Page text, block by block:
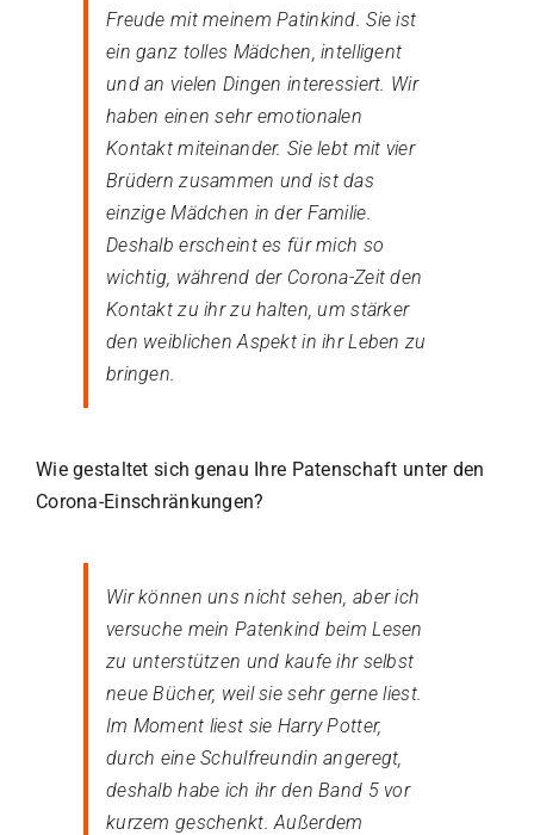
Freude mit meinem Patinkind. Sie ist
ein ganz tolles Mädchen, intelligent
und an vielen Dingen interessiert. Wir
haben einen sehr emotionalen
Kontakt miteinander. Sie lebt mit vier
Brüdern zusammen und ist das
einzige Mädchen in der Familie.
Deshalb erscheint es für mich so
wichtig, während der Corona-Zeit den
Kontakt zu ihr zu halten, um stärker
den weiblichen Aspekt in ihr Leben zu
bringen.
Wie gestaltet sich genau Ihre Patenschaft unter den
Corona-Einschränkungen?
Wir können uns nicht sehen, aber ich
versuche mein Patenkind beim Lesen
zu unterstützen und kaufe ihr selbst
neue Bücher, weil sie sehr gerne liest.
Im Moment liest sie Harry Potter,
durch eine Schulfreundin angeregt,
deshalb habe ich ihr den Band 5 vor
kurzem geschenkt. Außerdem